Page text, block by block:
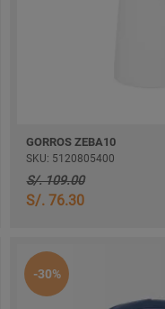
GORROS ZEBA10
SKU: 5120805400
S/. 109.00
S/. 76.30
-30%